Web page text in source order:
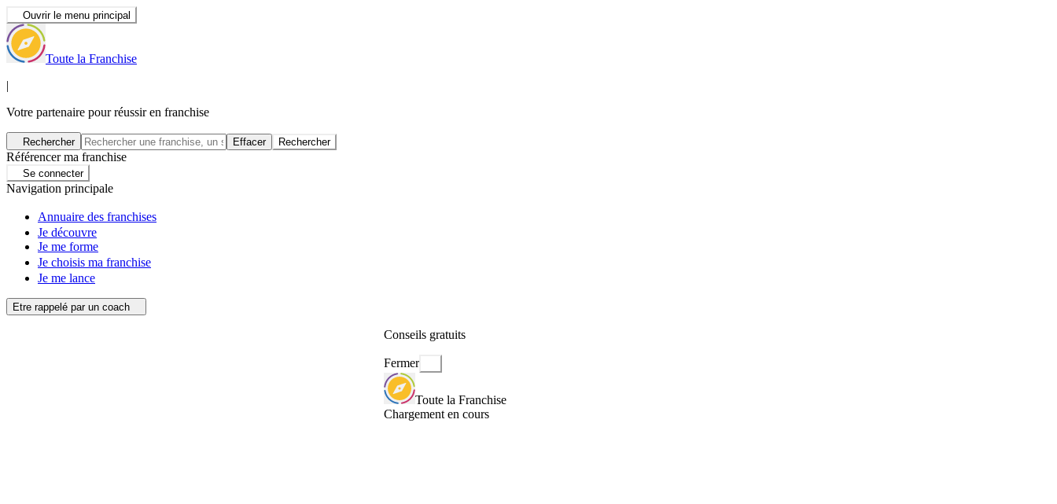
Ouvrir le menu principal
Toute la Franchise
|
Votre partenaire pour réussir en franchise
Rechercher Effacer Rechercher
Référencer ma franchise
Se connecter
Navigation principale
Annuaire des franchises
Je découvre
Je me forme
Je choisis ma franchise
Je me lance
Etre rappelé par un coach
Conseils gratuits
Fermer
Toute la Franchise
Chargement en cours